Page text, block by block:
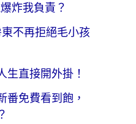
炸我負責？
不再拒絕毛小孩
生直接開外掛！
番免費看到飽，